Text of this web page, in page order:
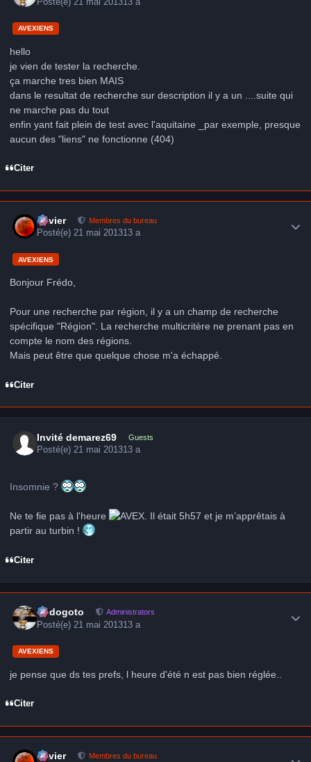
AVEXIENS
hello
je vien de tester la recherche.
ça marche tres bien MAIS
dans le resultat de recherche sur description il y a un ....suite qui
ne marche pas du tout
enfin yant fait plein de test avec l'aquitaine _par exemple, presque
aucun des "liens" ne fonctionne (404)
Citer
Xavier Membres du bureau
Posté(e)21 mai 201313 a
AVEXIENS
Bonjour Frédo,
Pour une recherche par région, il y a un champ de recherche
spécifique "Région". La recherche multicritère ne prenant pas en
compte le nom des régions.
Mais peut être que quelque chose m'a échappé.
Citer
Invité demarez69 Guests
Posté(e)21 mai 201313 a
Insomnie ?
Ne te fie pas à l'heure
. Il était 5h57 et je m’apprêtais à
partir au turbin !
Citer
frédogoto Administrators
Posté(e) 21 mai 201313 a
AVEXIENS
je pense que ds tes prefs, l heure d'été n est pas bien réglée..
Citer
Xavier Membres du bureau